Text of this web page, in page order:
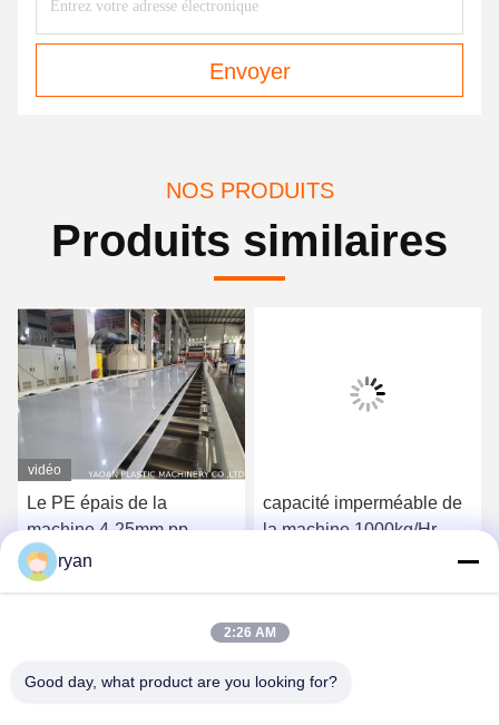
Envoyer
NOS PRODUITS
Produits similaires
vidéo
Le PE épais de la
machine 4-25mm pp
d'extrusion de HDPE de
plat granule matériel
Obtenez le meilleur prix
capacité imperméable de
la machine 1000kg/Hr
d'extrudeuse de feuille de
Geomembrane
ryan
2:26 AM
Good day, what product are you looking for?